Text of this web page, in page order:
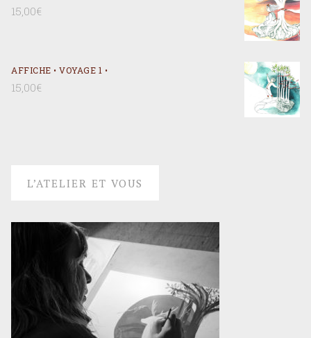
15,00€
AFFICHE • VOYAGE 1 •
15,00€
L’ATELIER ET VOUS